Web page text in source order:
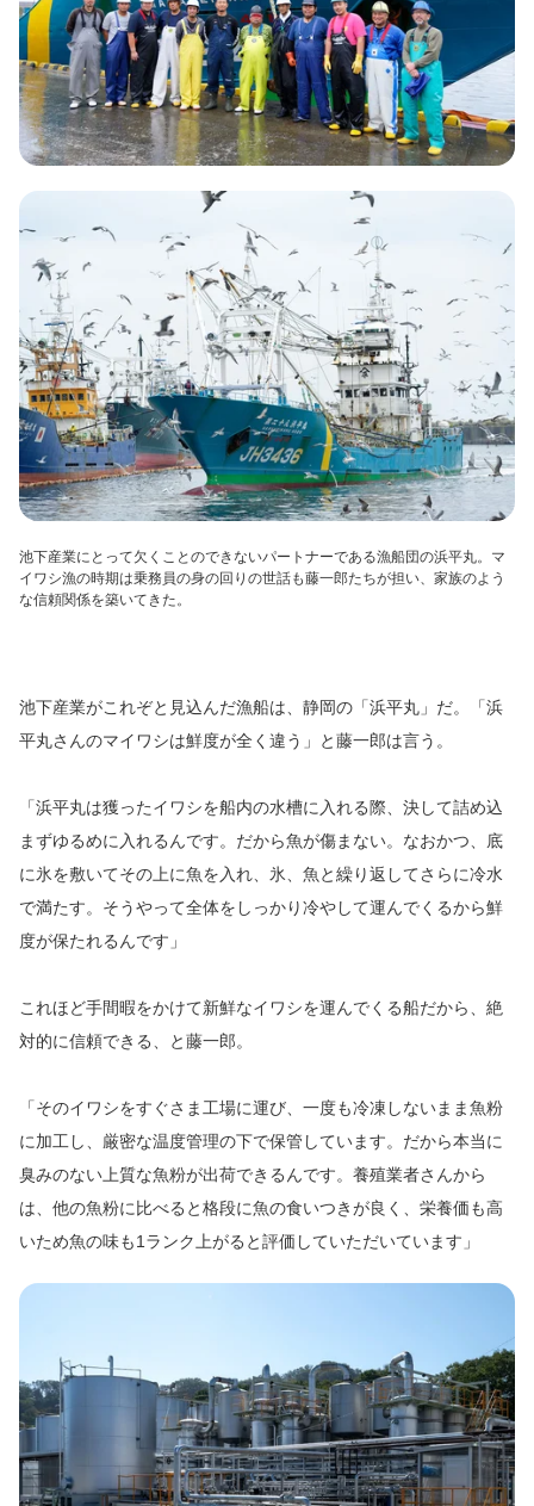
池下産業にとって欠くことのできないパートナーである漁船団の浜平丸。マ
イワシ漁の時期は乗務員の身の回りの世話も藤一郎たちが担い、家族のよう
な信頼関係を築いてきた。
池下産業がこれぞと見込んだ漁船は、静岡の「浜平丸」だ。「浜
平丸さんのマイワシは鮮度が全く違う」と藤一郎は言う。
「浜平丸は獲ったイワシを船内の水槽に入れる際、決して詰め込
まずゆるめに入れるんです。だから魚が傷まない。なおかつ、底
に氷を敷いてその上に魚を入れ、氷、魚と繰り返してさらに冷水
で満たす。そうやって全体をしっかり冷やして運んでくるから鮮
度が保たれるんです」
これほど手間暇をかけて新鮮なイワシを運んでくる船だから、絶
対的に信頼できる、と藤一郎。
「そのイワシをすぐさま工場に運び、一度も冷凍しないまま魚粉
に加工し、厳密な温度管理の下で保管しています。だから本当に
臭みのない上質な魚粉が出荷できるんです。養殖業者さんから
は、他の魚粉に比べると格段に魚の食いつきが良く、栄養価も高
いため魚の味も1ランク上がると評価していただいています」